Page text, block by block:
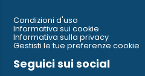
Condizioni d'uso
Informativa sui cookie
Informativa sulla privacy
Gestisti le tue preferenze cookie
Seguici sui social